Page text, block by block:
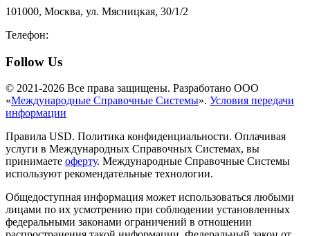
101000, Москва, ул. Мясницкая, 30/1/2
Телефон:
Follow Us
© 2021-2026 Все права защищены. Разработано ООО
«Международные Справочные Системы». Условия передачи
информации
Правила USD. Политика конфиденциальности. Оплачивая
услуги в Международных Справочных Системах, вы
принимаете оферту. Международные Справочные Системы
используют рекомендательные технологии.
Общедоступная информация может использоваться любыми
лицами по их усмотрению при соблюдении установленных
федеральными законами ограничений в отношении